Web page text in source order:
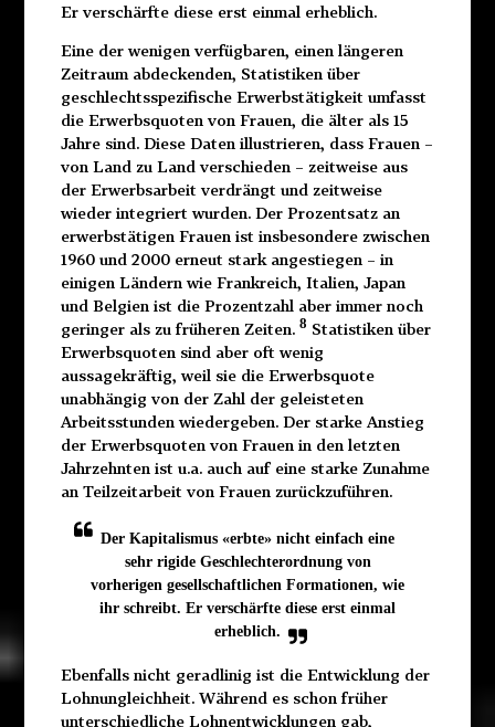
Er verschärfte diese erst einmal erheblich.
Eine der wenigen verfügbaren, einen längeren
Zeitraum abdeckenden, Statistiken über
geschlechtsspezifische Erwerbstätigkeit umfasst
die Erwerbsquoten von Frauen, die älter als 15
Jahre sind. Diese Daten illustrieren, dass Frauen –
von Land zu Land verschieden – zeitweise aus
der Erwerbsarbeit verdrängt und zeitweise
wieder integriert wurden. Der Prozentsatz an
erwerbstätigen Frauen ist insbesondere zwischen
1960 und 2000 erneut stark angestiegen – in
einigen Ländern wie Frankreich, Italien, Japan
und Belgien ist die Prozentzahl aber immer noch
geringer als zu früheren Zeiten. 8 Statistiken über
Erwerbsquoten sind aber oft wenig
aussagekräftig, weil sie die Erwerbsquote
unabhängig von der Zahl der geleisteten
Arbeitsstunden wiedergeben. Der starke Anstieg
der Erwerbsquoten von Frauen in den letzten
Jahrzehnten ist u.a. auch auf eine starke Zunahme
an Teilzeitarbeit von Frauen zurückzuführen.
Der Kapitalismus «erbte» nicht einfach eine
sehr rigide Geschlechterordnung von
vorherigen gesellschaftlichen Formationen, wie
ihr schreibt. Er verschärfte diese erst einmal
erheblich.
Ebenfalls nicht geradlinig ist die Entwicklung der
Lohnungleichheit. Während es schon früher
unterschiedliche Lohnentwicklungen gab,